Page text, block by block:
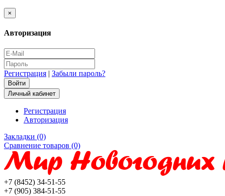
×
Авторизация
Регистрация | Забыли пароль?
Личный кабинет
Регистрация
Авторизация
Закладки (0)
Сравнение товаров (0)
+7 (8452) 34-51-55
+7 (905) 384-51-55